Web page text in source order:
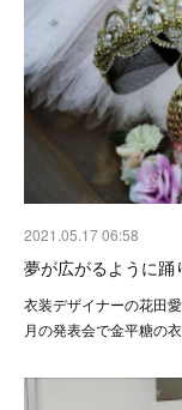
2021.05.17 06:58
夢が広がるように踊
衣装デザイナーの花田
月の発表会で金平糖の